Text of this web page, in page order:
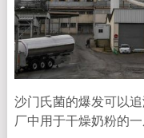
沙门氏菌的爆发可以
厂中用于干燥奶粉的一